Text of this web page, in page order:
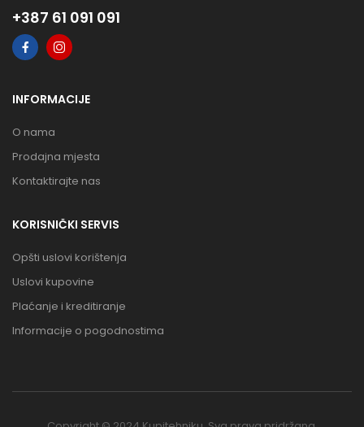
+387 61 091 091
INFORMACIJE
O nama
Prodajna mjesta
Kontaktirajte nas
KORISNIČKI SERVIS
Opšti uslovi korištenja
Uslovi kupovine
Plaćanje i kreditiranje
Informacije o pogodnostima